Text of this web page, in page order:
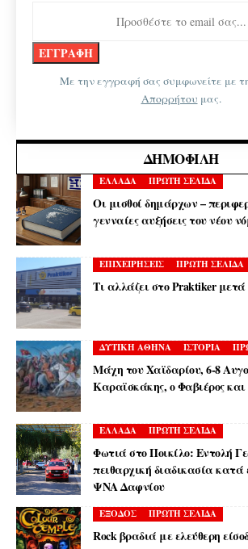
Με την εγγραφή σας συμφωνείτε με
Απορρήτου μας.
ΔΗΜΟΦΙΛΉ
ΕΛΛΑΔΑ ΠΡΩΤΗ ΣΕΛΙΔΑ
Οι μισθοί δημάρχων –
γενναίες αυξήσεις του νέου
ΕΠΙΧΕΙΡΗΣΕΙΣ ΠΡΩΤΗ ΣΕΛΙΔΑ
Τι αλλάζει στο Praktiker
ΔΥΤΙΚΗ ΑΘΗΝΑ ΙΣΤΟΡΙΑ
Μάχη του Χαϊδαρίου, 6-8
Καραϊσκάκης, ο Φαβιέρος
ΕΛΛΑΔΑ ΠΡΩΤΗ ΣΕΛΙΔΑ
Φωτιά στο Ποικίλο: Εντολή
πειθαρχική διαδικασία
ΨΝΑ Δαφνίου
ΕΞΟΔΟΣ ΠΡΩΤΗ ΣΕΛΙΔΑ
Rock βραδιά με ελεύθερη